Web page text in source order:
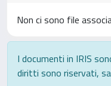
Non ci sono file
I documenti in IRIS
diritti sono riservati,